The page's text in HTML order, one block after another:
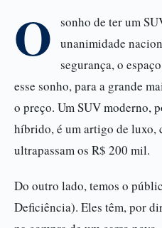
O
sonho de ter um
unanimidade
segurança, o
esse sonho, para a grande
o preço. Um SUV moderno,
híbrido, é um artigo de luxo,
ultrapassam os R$ 200 mil.
Do outro lado, temos o
Deficiência). Eles têm, por